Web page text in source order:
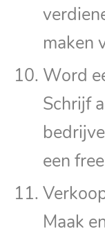
maken
Word
Schrijf
een
Maak